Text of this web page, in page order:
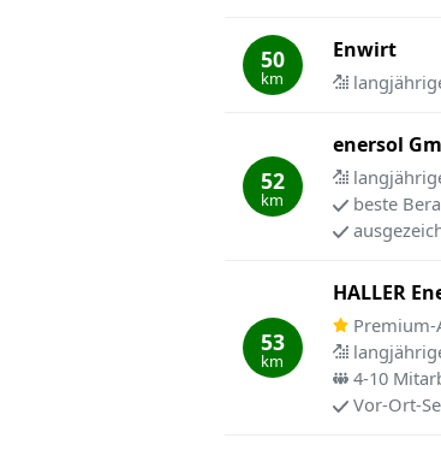
50
km
Enwirt
52
km
enersol
beste
53
km
HALLER
4-10
Vor-Ort-